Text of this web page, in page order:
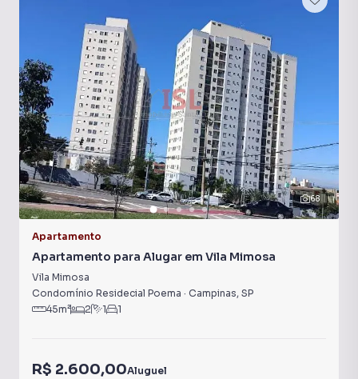
68
Apartamento
Apartamento para Alugar em Vila Mimosa
Vila Mimosa
Condomínio Residecial Poema · Campinas, SP
45m² 2 1 1
R$ 2.600,00Aluguel